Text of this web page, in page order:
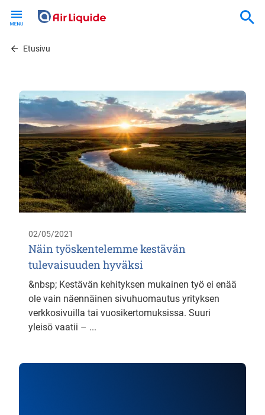
contentEtusivu
02/05/2021
Näin työskentelemme kestävän
tulevaisuuden hyväksi
&nbsp; Kestävän kehityksen mukainen työ ei enää
ole vain näennäinen sivuhuomautus yrityksen
verkkosivuilla tai vuosikertomuksissa. Suuri
yleisö vaatii – ...